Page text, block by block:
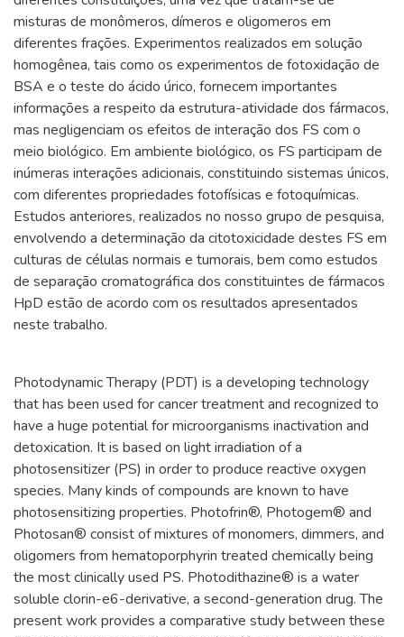
misturas de monômeros, dímeros e oligomeros em
diferentes frações. Experimentos realizados em solução
homogênea, tais como os experimentos de fotoxidação de
BSA e o teste do ácido úrico, fornecem importantes
informações a respeito da estrutura-atividade dos fármacos,
mas negligenciam os efeitos de interação dos FS com o
meio biológico. Em ambiente biológico, os FS participam de
inúmeras interações adicionais, constituindo sistemas únicos,
com diferentes propriedades fotofísicas e fotoquímicas.
Estudos anteriores, realizados no nosso grupo de pesquisa,
envolvendo a determinação da citotoxicidade destes FS em
culturas de células normais e tumorais, bem como estudos
de separação cromatográfica dos constituintes de fármacos
HpD estão de acordo com os resultados apresentados
neste trabalho.
Photodynamic Therapy (PDT) is a developing technology
that has been used for cancer treatment and recognized to
have a huge potential for microorganisms inactivation and
detoxication. It is based on light irradiation of a
photosensitizer (PS) in order to produce reactive oxygen
species. Many kinds of compounds are known to have
photosensitizing properties. Photofrin®, Photogem® and
Photosan® consist of mixtures of monomers, dimmers, and
oligomers from hematoporphyrin treated chemically being
the most clinically used PS. Photodithazine® is a water
soluble clorin-e6-derivative, a second-generation drug. The
present work provides a comparative study between these